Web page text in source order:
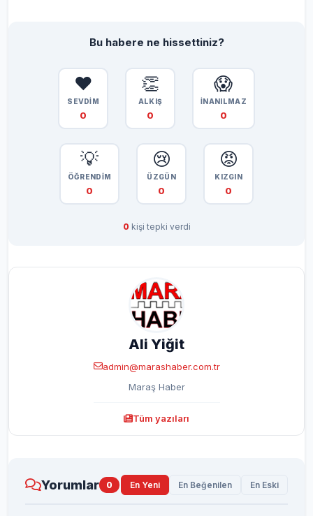
Bu habere ne hissettiniz?
❤️
SEVDİM
0
👏
ALKIŞ
0
😱
İNANILMAZ
0
💡
ÖĞRENDİM
0
😢
ÜZGÜN
0
😡
KIZGIN
0
0 kişi tepki verdi
Ali Yiğit
admin@marashaber.com.tr
Maraş Haber
Tüm yazıları
Yorumlar 0 En Yeni En Beğenilen En Eski